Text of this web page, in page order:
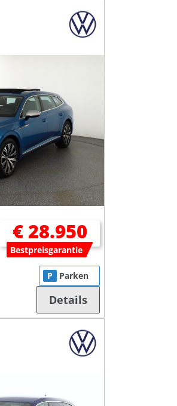
€ 28.950
Bestpreisgarantie
P Parken
Details